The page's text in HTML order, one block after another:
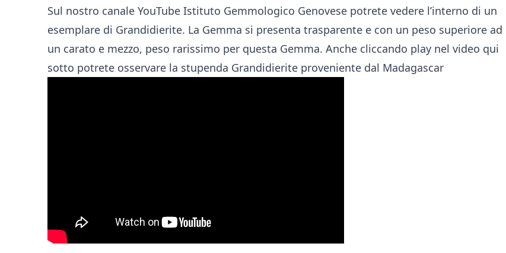
Sul nostro canale YouTube Istituto Gemmologico Genovese potrete vedere l’interno di un
esemplare di Grandidierite. La Gemma si presenta trasparente e con un peso superiore ad
un carato e mezzo, peso rarissimo per questa Gemma. Anche cliccando play nel video qui
sotto potrete osservare la stupenda Grandidierite proveniente dal Madagascar